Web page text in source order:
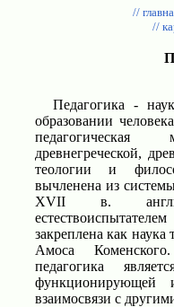
//
//
Педагогика -
образовании
древнегреческой,
теологии и
вычленена из
XVII в.
закреплена как
Амоса
педагогика
функционирующей
взаимосвязи с